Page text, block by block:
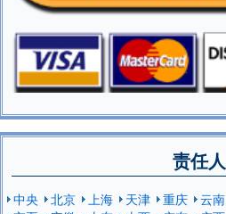
责任人
中央 北京 上海 天津 重庆 云南